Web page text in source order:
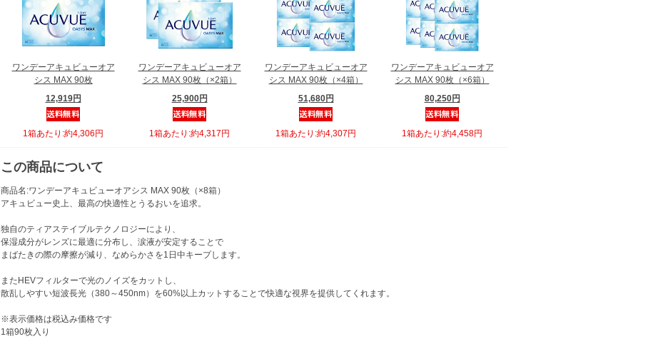
ワンデーアキュビューオア
シス MAX 90枚
12,919円
1箱あたり:約4,306円
ワンデーアキュビューオア
シス MAX 90枚（×2箱）
25,900円
1箱あたり:約4,317円
ワンデーアキュビューオア
シス MAX 90枚（×4箱）
51,680円
1箱あたり:約4,307円
ワンデーアキュビューオア
シス MAX 90枚（×6箱）
80,250円
1箱あたり:約4,458円
この商品について
商品名:ワンデーアキュビューオアシス MAX 90枚（×8箱）
アキュビュー史上、最高の快適性とうるおいを追求。
独自のティアステイブルテクノロジーにより、
保湿成分がレンズに最適に分布し、涙液が安定することで
まばたきの際の摩擦が減り、なめらかさを1日中キープします。
またHEVフィルターで光のノイズをカットし、
散乱しやすい短波長光（380～450nm）を60%以上カットすることで快適な視界を提供してくれます。
※表示価格は税込み価格です
1箱90枚入り